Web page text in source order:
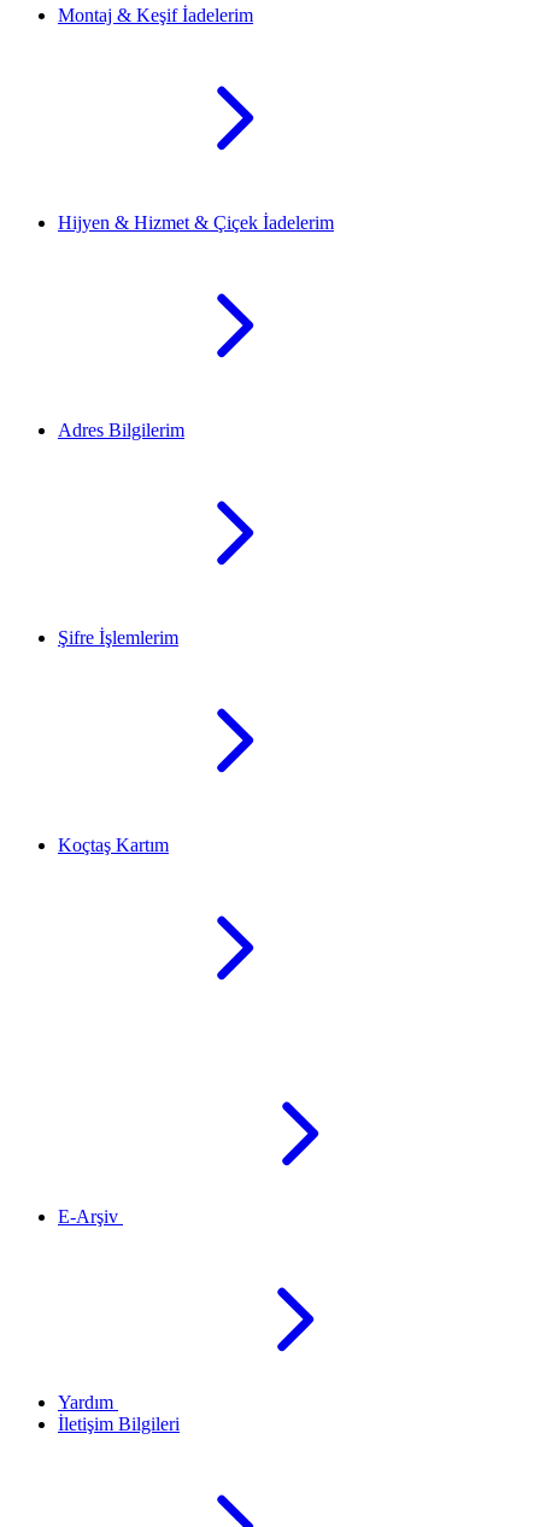
Montaj & Keşif İadelerim
Hijyen & Hizmet & Çiçek İadelerim
Adres Bilgilerim
Şifre İşlemlerim
Koçtaş Kartım
E-Arşiv
Yardım
İletişim Bilgileri